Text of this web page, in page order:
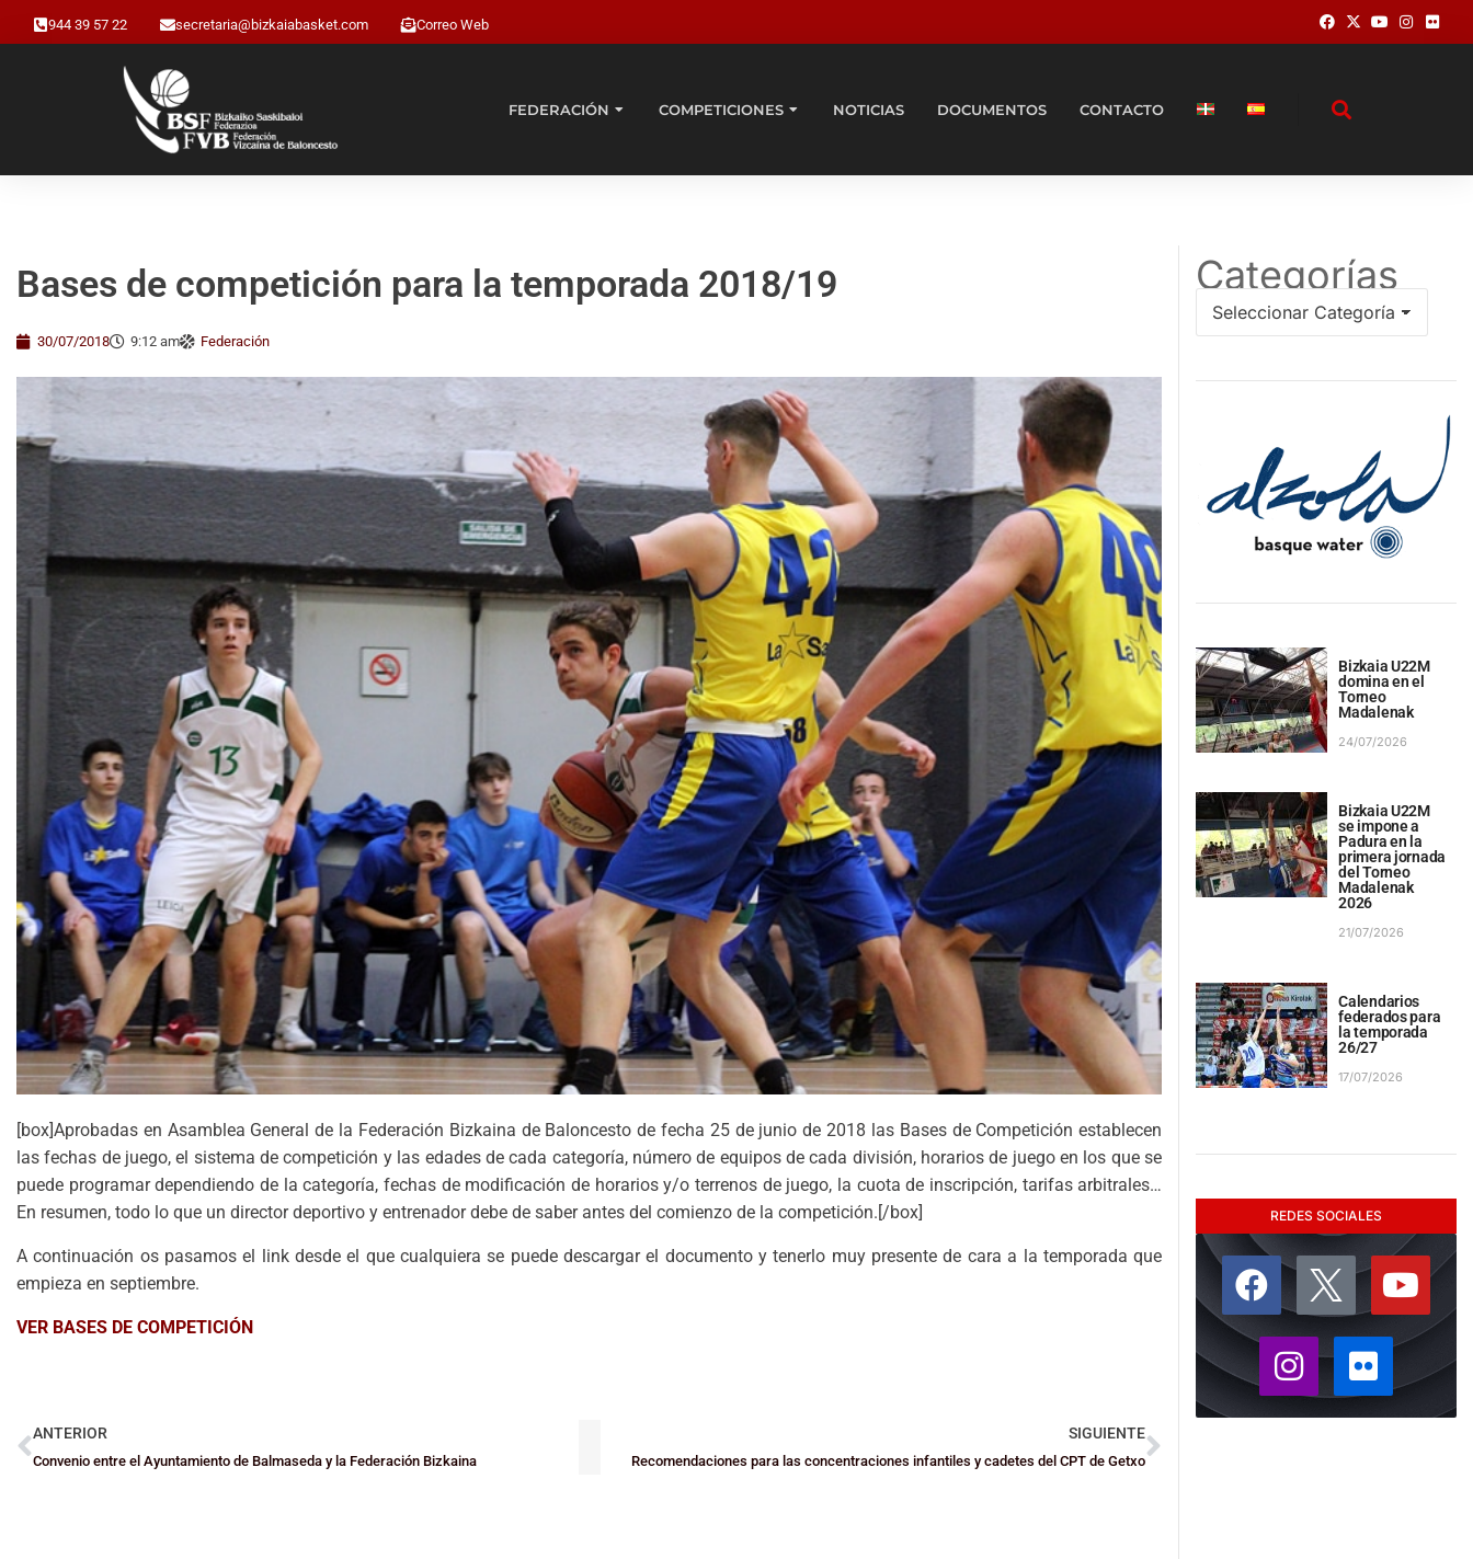
944 39 57 22 secretaria@bizkaiabasket.com Correo Web
FEDERACIÓN COMPETICIONES NOTICIAS DOCUMENTOS CONTACTO
Bases de competición para la temporada 2018/19
30/07/2018 9:12 am Federación
[box]Aprobadas en Asamblea General de la Federación Bizkaina de Baloncesto de fecha 25 de junio de 2018 las Bases de Competición establecen
las fechas de juego, el sistema de competición y las edades de cada categoría, número de equipos de cada división, horarios de juego en los que se
puede programar dependiendo de la categoría, fechas de modificación de horarios y/o terrenos de juego, la cuota de inscripción, tarifas arbitrales…
En resumen, todo lo que un director deportivo y entrenador debe de saber antes del comienzo de la competición.[/box]
A continuación os pasamos el link desde el que cualquiera se puede descargar el documento y tenerlo muy presente de cara a la temporada que
empieza en septiembre.
VER BASES DE COMPETICIÓN
ANTERIOR
Convenio entre el Ayuntamiento de Balmaseda y la Federación Bizkaina
SIGUIENTE
Recomendaciones para las concentraciones infantiles y cadetes del CPT de Getxo
Categorías
Bizkaia U22M
domina en el
Torneo
Madalenak
24/07/2026
Bizkaia U22M
se impone a
Padura en la
primera jornada
del Torneo
Madalenak
2026
21/07/2026
Calendarios
federados para
la temporada
26/27
17/07/2026
REDES SOCIALES